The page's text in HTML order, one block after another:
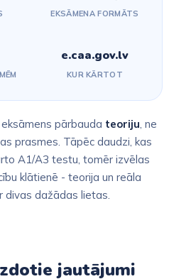
EKSĀMENA FORMĀTS
e.caa.gov.lv
KUR KĀRTOT
pārbauda teoriju, ne
prasmes. Tāpēc daudzi, kas
A1/A3 testu, tomēr izvēlas
klātienē - teorija un reāla
divas dažādas lietas.
jautājumi